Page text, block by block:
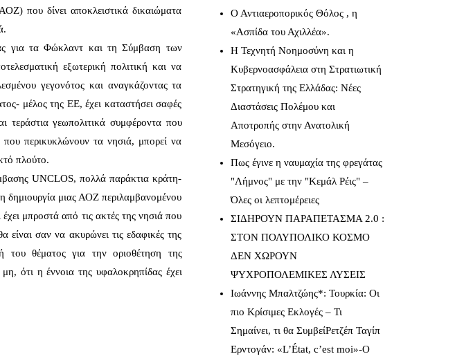
που δίνει αποκλειστικά δικαιώματα
για τα Φώκλαντ και τη Σύμβαση των
εξωτερική πολιτική και να
γεγονότος και αναγκάζοντας τα
μέλος της ΕΕ, έχει καταστήσει σαφές
τεράστια γεωπολιτικά συμφέροντα που
περικυκλώνουν τα νησιά, μπορεί να
πλούτο.
UNCLOS, πολλά παράκτια κράτη-
δημιουργία μιας ΑΟΖ περιλαμβανομένου
μπροστά από τις ακτές της νησιά που
σαν να ακυρώνει τις εδαφικές της
του θέματος για την οριοθέτηση της
ότι η έννοια της υφαλοκρηπίδας έχει
Ο Αντιαεροπορικός Θόλος , η
«Ασπίδα του Αχιλλέα».
Η Τεχνητή Νοημοσύνη και η
Κυβερνοασφάλεια στη Στρατιωτική
Στρατηγική της Ελλάδας: Νέες
Διαστάσεις Πολέμου και
Αποτροπής στην Ανατολική
Μεσόγειο.
Πως έγινε η ναυμαχία της φρεγάτας
"Λήμνος" με την "Κεμάλ Ρέις" –
Όλες οι λεπτομέρειες
ΣΙΔΗΡΟΥΝ ΠΑΡΑΠΕΤΑΣΜΑ 2.0 :
ΣΤΟΝ ΠΟΛΥΠΟΛΙΚΟ ΚΟΣΜΟ
ΔΕΝ ΧΩΡΟΥΝ
ΨΥΧΡΟΠΟΛΕΜΙΚΕΣ ΛΥΣΕΙΣ
Ιωάννης Μπαλτζώης*: Τουρκία: Οι
πιο Κρίσιμες Εκλογές – Τι
Σημαίνει, τι θα ΣυμβείΡετζέπ Ταγίπ
Ερντογάν: «L’État, c’est moi»-Ο